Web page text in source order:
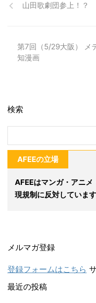
山田歌劇団参上！？
第7回（5/29大阪） メ
知漫画
検索
AFEEの立場
AFEEはマンガ・アニ
現規制に反対しています
メルマガ登録
登録フォームはこちら
最近の投稿